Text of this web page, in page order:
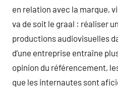
en relation avec la marque,
va de soit le graal : réaliser
productions audiovisuelles
d’une entreprise entraîne
opinion du référencement,
que les internautes sont